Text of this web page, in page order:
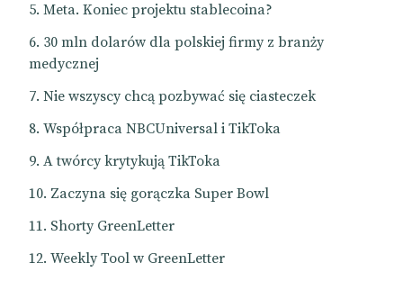
Meta. Koniec projektu stablecoina?
30 mln dolarów dla polskiej firmy z branży
medycznej
Nie wszyscy chcą pozbywać się ciasteczek
Współpraca NBCUniversal i TikToka
A twórcy krytykują TikToka
Zaczyna się gorączka Super Bowl
Shorty GreenLetter
Weekly Tool w GreenLetter